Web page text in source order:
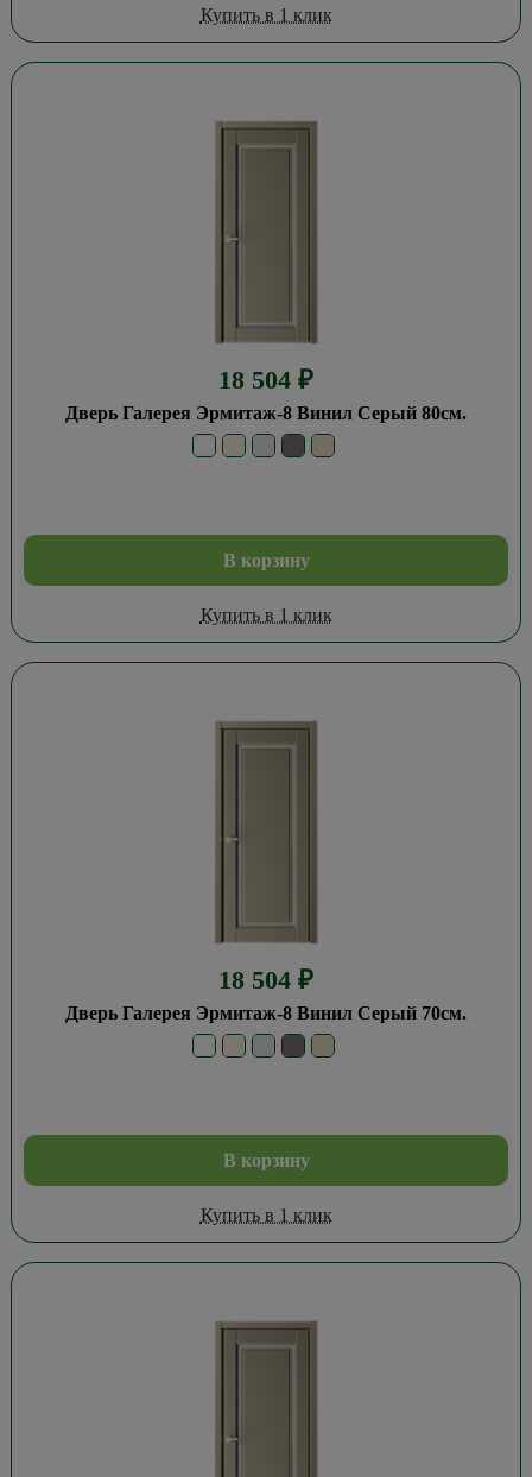
Купить в 1 клик
18 504 ₽
Дверь Галерея Эрмитаж-8 Винил Серый 80см.
В корзину
Купить в 1 клик
18 504 ₽
Дверь Галерея Эрмитаж-8 Винил Серый 70см.
В корзину
Купить в 1 клик